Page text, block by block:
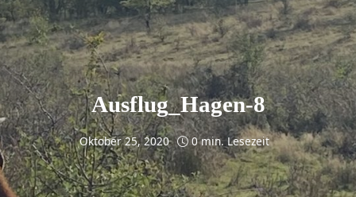
Ausflug_Hagen-8
Oktober 25, 2020 0 min. Lesezeit